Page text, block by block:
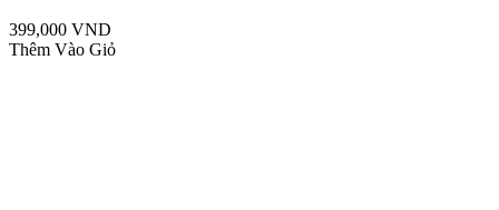
399,000 VND
Thêm Vào Giỏ